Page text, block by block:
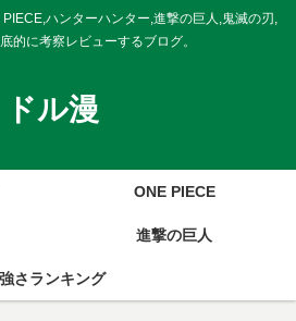
ハンターハンター,進撃の巨人,鬼滅の刃,
的に考察レビューするブログ。
ドル漫
ONE PIECE
進撃の巨人
強さランキング